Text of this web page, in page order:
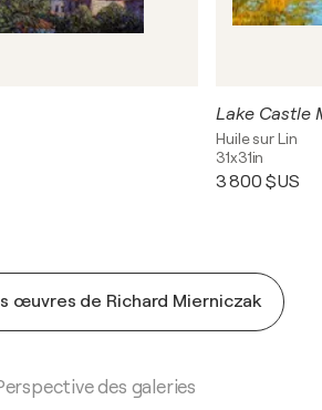
Lake Castle
Huile sur Lin
31x31in
3 800 $US
œuvres de Richard Mierniczak
des galeries